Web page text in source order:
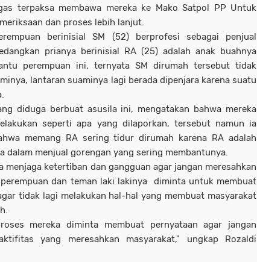
terpaksa membawa mereka ke Mako Satpol PP Untuk
dan proses lebih lanjut.
berinisial SM (52) berprofesi sebagai penjual
prianya berinisial RA (25) adalah anak buahnya
perempuan ini, ternyata SM dirumah tersebut tidak
lantaran suaminya lagi berada dipenjara karena suatu
diduga berbuat asusila ini, mengatakan bahwa mereka
seperti apa yang dilaporkan, tersebut namun ia
memang RA sering tidur dirumah karena RA adalah
dalam menjual gorengan yang sering membantunya.
menjaga ketertiban dan gangguan agar jangan meresahkan
dan teman laki lakinya diminta untuk membuat
tidak lagi melakukan hal-hal yang membuat masyarakat
mereka diminta membuat pernyataan agar jangan
yang meresahkan masyarakat," ungkap Rozaldi